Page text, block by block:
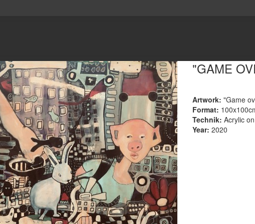
"GAME
Artwork: "Game
Format:
Technik: Acrylic
Year: 2020